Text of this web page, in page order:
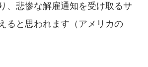
、悲惨な解雇通知を受け取るサ
ると思われます（アメリカの